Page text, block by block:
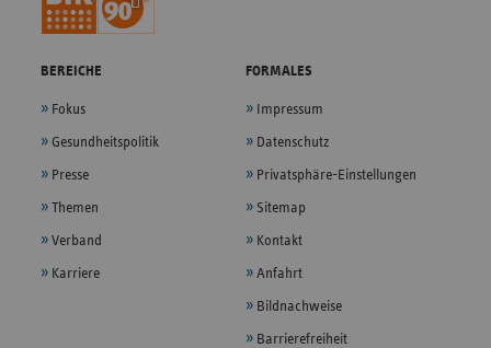
BEREICHE
Fokus
Gesundheitspolitik
Presse
Themen
Verband
Karriere
FORMALES
Impressum
Datenschutz
Privatsphäre-Einstellungen
Sitemap
Kontakt
Anfahrt
Bildnachweise
Barrierefreiheit